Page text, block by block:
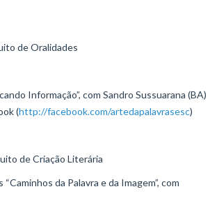
de Oralidades
Informação”, com Sandro Sussuarana (BA)
(http://facebook.com/artedapalavrasesc)
de Criação Literária
da Palavra e da Imagem”, com